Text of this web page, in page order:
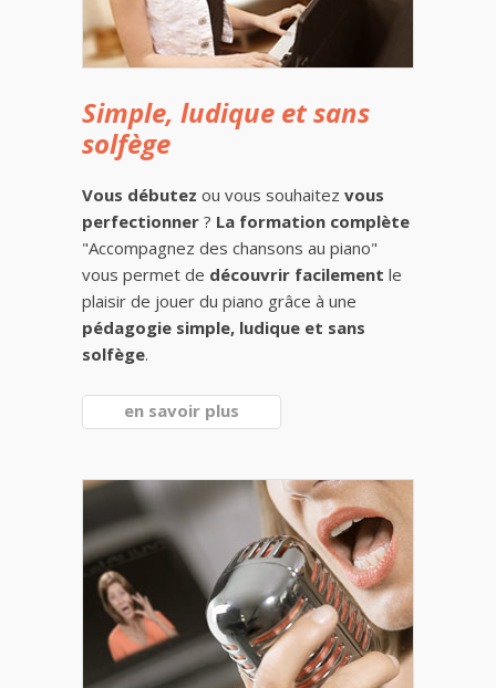
Simple, ludique et sans
solfège
Vous débutez ou vous souhaitez vous
perfectionner ? La formation complète
"Accompagnez des chansons au piano"
vous permet de découvrir facilement le
plaisir de jouer du piano grâce à une
pédagogie simple, ludique et sans
solfège.
en savoir plus